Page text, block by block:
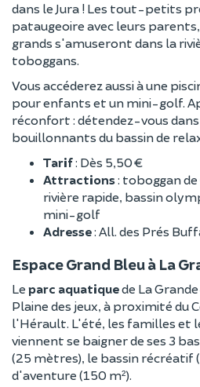
dans le Jura ! Les tout-petits
pataugeoire avec leurs
grands s'amuseront dans la
toboggans.
Vous accéderez aussi à une
pour enfants et un mini-golf.
réconfort : détendez-vous dans
bouillonnants du bassin de
Tarif: Dès 5,50 €
Attractions: toboggan
rivière rapide, bassin
mini-golf
Adresse: All. des Prés
Espace Grand Bleu à La
Le parc aquatiquede La
Plaine des jeux, à proximité du
l'Hérault. L'été, les familles et
viennent se baigner de ses 3
(25 mètres), le bassin récréatif
d'aventure (150 m²).